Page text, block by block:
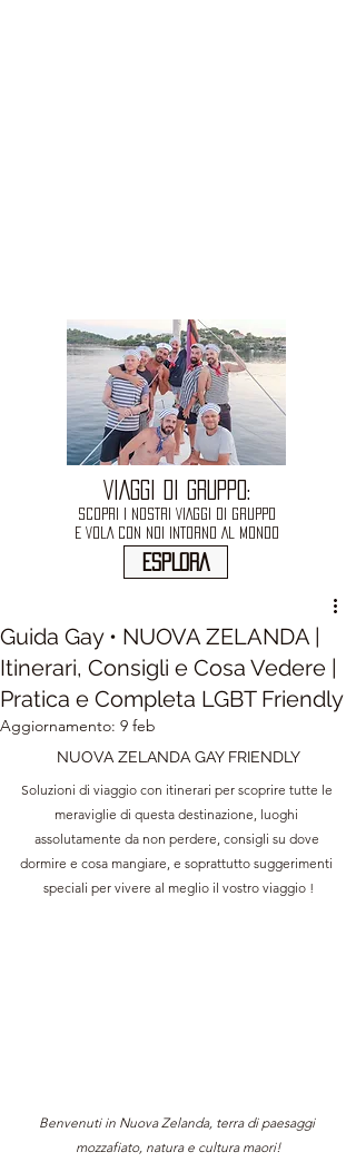
VIAGGI DI GRUPPO:
SCOPRI I NOSTRI VIAGGI DI GRUPPO
E VOLA CON NOI INTORNO AL MONDO
ESPLORA
Guida Gay • NUOVA ZELANDA |
Itinerari, Consigli e Cosa Vedere |
Pratica e Completa LGBT Friendly
Aggiornamento: 9 feb
NUOVA ZELANDA GAY FRIENDLY
Soluzioni di viaggio con itinerari per scoprire tutte le
meraviglie di questa destinazione, luoghi
assolutamente da non perdere, consigli su dove
dormire e cosa mangiare, e soprattutto suggerimenti
speciali per vivere al meglio il vostro viaggio !
Benvenuti in Nuova Zelanda, terra di paesaggi
mozzafiato, natura e cultura maori!